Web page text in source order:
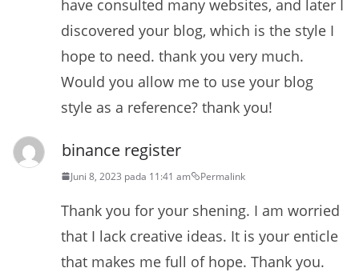
have consulted many websites, and later I
discovered your blog, which is the style I
hope to need. thank you very much.
Would you allow me to use your blog
style as a reference? thank you!
binance register
Juni 8, 2023 pada 11:41 am Permalink
Thank you for your shening. I am worried
that I lack creative ideas. It is your enticle
that makes me full of hope. Thank you.